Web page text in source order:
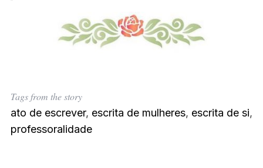
Tags from the story
ato de escrever, escrita de mulheres, escrita de si,
professoralidade